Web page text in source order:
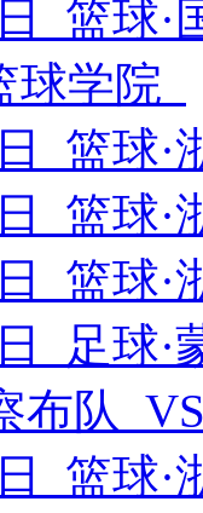
篮球
球学院
日 篮球
日 篮球
日 篮球
足球·
布队
日 篮球